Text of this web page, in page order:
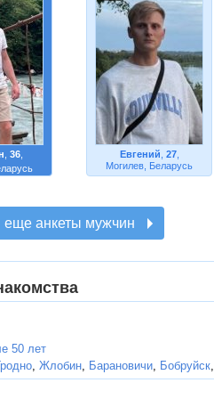
36,
Евгений 27,
Могилев, Беларусь
50 лет
, Жлобин, Барановичи, Бобруйск,